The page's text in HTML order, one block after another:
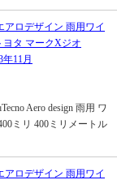
ロデザイン 雨用ワイ
ヨタ マークXジオ
11月
Aero design 雨用 ワ
ミリ 400ミリメートル
ロデザイン 雨用ワイ